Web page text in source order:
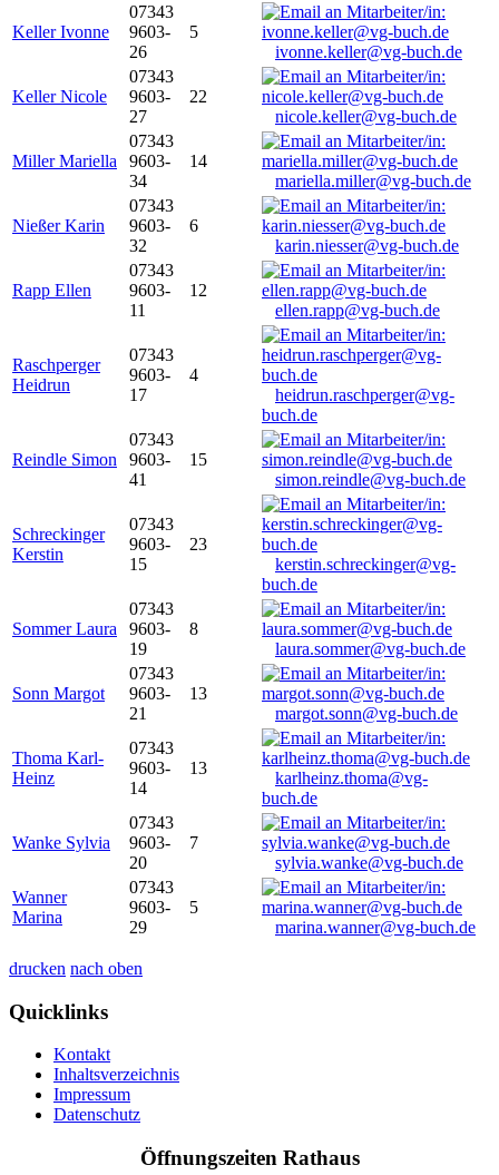
Keller Ivonne
07343
9603-
26
5
ivonne.keller@vg-buch.de
Keller Nicole
07343
9603-
27
22
nicole.keller@vg-buch.de
Miller Mariella
07343
9603-
34
14
mariella.miller@vg-buch.de
Nießer Karin
07343
9603-
32
6
karin.niesser@vg-buch.de
Rapp Ellen
07343
9603-
11
12
ellen.rapp@vg-buch.de
Raschperger
Heidrun
07343
9603-
17
4
heidrun.raschperger@vg-
buch.de
Reindle Simon
07343
9603-
41
15
simon.reindle@vg-buch.de
Schreckinger
Kerstin
07343
9603-
15
23
kerstin.schreckinger@vg-
buch.de
Sommer Laura
07343
9603-
19
8
laura.sommer@vg-buch.de
Sonn Margot
07343
9603-
21
13
margot.sonn@vg-buch.de
Thoma Karl-
Heinz
07343
9603-
14
13
karlheinz.thoma@vg-
buch.de
Wanke Sylvia
07343
9603-
20
7
sylvia.wanke@vg-buch.de
Wanner
Marina
07343
9603-
29
5
marina.wanner@vg-buch.de
drucken nach oben
Quicklinks
Kontakt
Inhaltsverzeichnis
Impressum
Datenschutz
Öffnungszeiten Rathaus